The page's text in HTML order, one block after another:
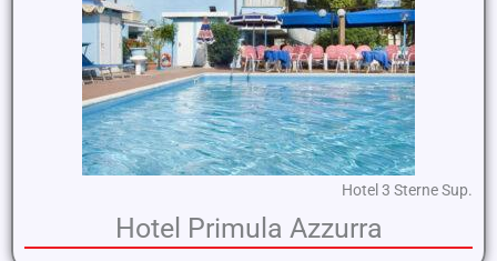
Hotel 3 Sterne Sup.
Hotel Primula Azzurra